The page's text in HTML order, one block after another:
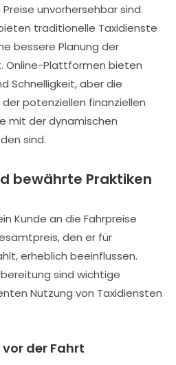
unvorhersehbar sind.
traditionelle Taxidienste
bessere Planung der
Online-Plattformen bieten
Schnelligkeit, aber die
potenziellen finanziellen
mit der dynamischen
sind.
bewährte Praktiken
Kunde an die Fahrpreise
den er für
erheblich beeinflussen.
sind wichtige
Nutzung von Taxidiensten
der Fahrt